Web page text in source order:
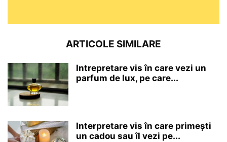
ARTICOLE SIMILARE
Intrepretare vis în care vezi un
parfum de lux, pe care...
Interpretare vis în care primești
un cadou sau îl vezi pe...